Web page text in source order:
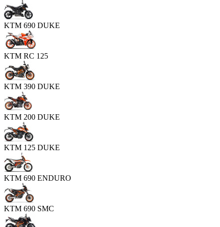
KTM 690 DUKE
KTM RC 125
KTM 390 DUKE
KTM 200 DUKE
KTM 125 DUKE
KTM 690 ENDURO
KTM 690 SMC